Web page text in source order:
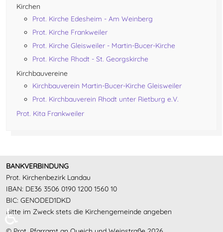
Kirchen
Prot. Kirche Edesheim - Am Weinberg
Prot. Kirche Frankweiler
Prot. Kirche Gleisweiler - Martin-Bucer-Kirche
Prot. Kirche Rhodt - St. Georgskirche
Kirchbauvereine
Kirchbauverein Martin-Bucer-Kirche Gleisweiler
Prot. Kirchbauverein Rhodt unter Rietburg e.V.
Prot. Kita Frankweiler
BANKVERBINDUNG
Prot. Kirchenbezirk Landau
IBAN: DE36 3506 0190 1200 1560 10
BIC: GENODED1DKD
Bitte im Zweck stets die Kirchengemeinde angeben